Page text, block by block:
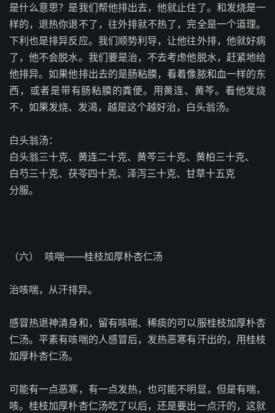
是什么意思？是我们帮他排出去，他就止住了。和发烧是一
样的，退热你退不了，往外排就不热了，完全是一个道理。
下利也是排异反应。我们顺势利导，让他往外排，他就好病
了，他不会脱水。我们要是治，不去考虑他脱水，赶紧地给
他排异。如果他排出去的是肠粘膜，看着像脓和血一样的东
西，或者是带有肠粘膜的粪便。用黄连、黄芩。看他发烧
不，如果发烧、发渴，越是这个越好治，白头翁汤。
白头翁汤：
白头翁三十克、黄连二十克、黄芩三十克、黄柏三十克、
白芍三十克、茯苓四十克、泽泻三十克、甘草十五克
分服。
（六） 咳喘——桂枝加厚朴杏仁汤
治咳喘，从汗排异。
感冒热退神清身和，留有咳喘、稀痰的可以服桂枝加厚朴杏
仁汤。平素有咳喘的人感冒后，发热恶寒有汗出的，用桂枝
加厚朴杏仁汤。
可能有一点恶寒，有一点发热，也可能不明显，但是有喘，
咳。桂枝加厚朴杏仁汤吃了以后，还是要出一点汗的，这就